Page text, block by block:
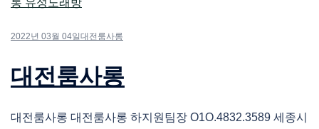
2022년 03월 04일 대전룸사롱
대전룸사롱
대전룸사롱 대전룸사롱 하지원팀장 O1O.4832.3589 세종시